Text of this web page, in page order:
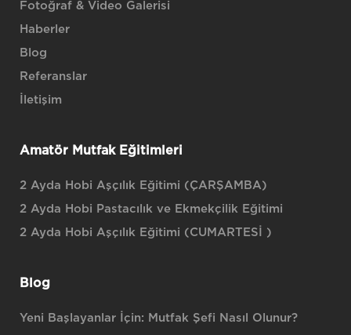
Fotoğraf & Video Galerisi
Haberler
Blog
Referanslar
İletişim
Amatör Mutfak Eğitimleri
2 Ayda Hobi Aşçılık Eğitimi (ÇARŞAMBA)
2 Ayda Hobi Pastacılık ve Ekmekçilik Eğitimi
2 Ayda Hobi Aşçılık Eğitimi (CUMARTESİ )
Blog
Yeni Başlayanlar İçin: Mutfak Şefi Nasıl Olunur?